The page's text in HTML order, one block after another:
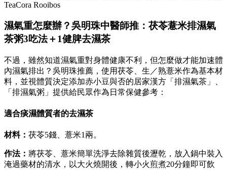
TeaCora Rooibos
濕氣重怎麼辦？吳明珠中醫師推：茯苓薏米排濕氣
茶粥3吃法＋1健脾去濕茶
不過，雖然知道濕氣重對身體健康不利，但怎麼做才能加速體
內濕氣排出？吳明珠推薦，使用茯苓、生／熟薏米作為基本材
料，並視體質決定添加赤小豆與否的居家漢方「排濕氣茶」、
「排濕氣粥」提供給民眾作為日常保健參考：
適合痰濕體質者的去濕茶
材料： 茯苓5錢、薏米1兩。
作法： 將茯苓、薏米簡單洗淨去除雜質後瀝乾，放入鍋中裝入
淹過藥材的清水，以大火燒開後，轉小火煎煮20分鐘即可飲